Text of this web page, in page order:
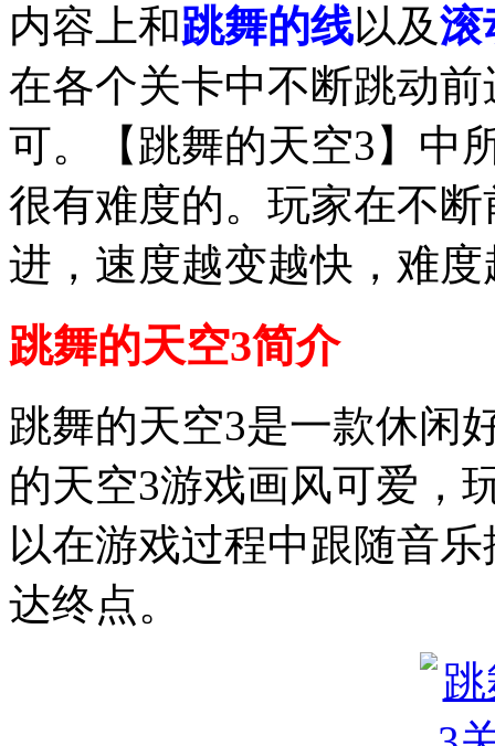
内容上和跳舞的线以及滚
在各个关卡中不断跳动
可。【跳舞的天空3】中
很有难度的。玩家在不
进，速度越变越快，难
跳舞的天空3简介
跳舞的天空3是一款休闲
的天空3游戏画风可爱，
以在游戏过程中跟随音
达终点。